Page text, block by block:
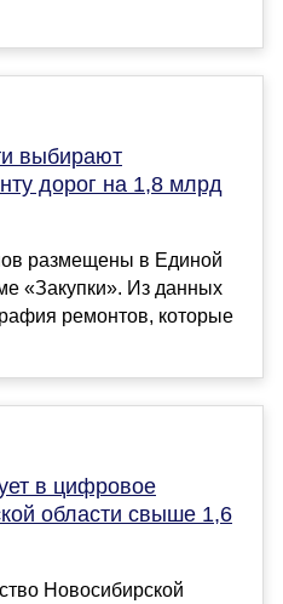
выбирают
дорог на 1,8 млрд
размещены в Единой
«Закупки». Из данных
ремонтов, которые
в цифровое
области свыше 1,6
Новосибирской